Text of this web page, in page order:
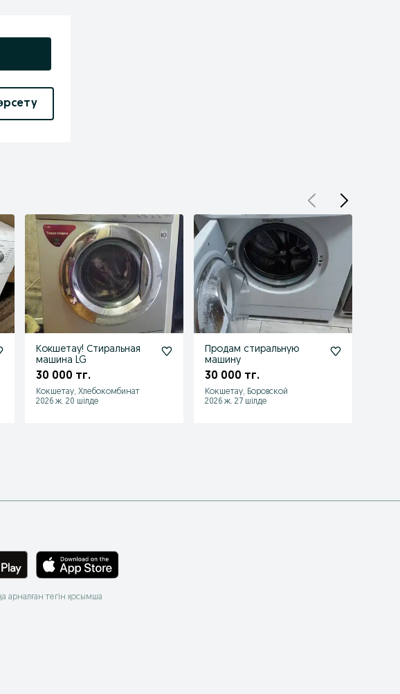
Кокшетау! Стиральная
машина LG
30 000 тг.
Кокшетау, Хлебокомбинат
2026 ж. 20 шілде
Продам стиральную
машину
30 000 тг.
Кокшетау, Боровской
2026 ж. 27 шілде
арналған тегін қосымша